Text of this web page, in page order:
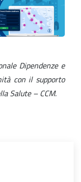
Dipendenze e
con il supporto
Salute – CCM.